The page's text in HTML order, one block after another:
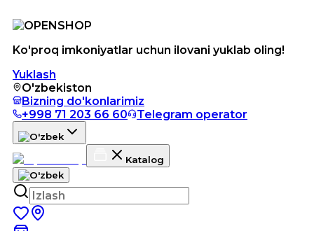
Ko'proq imkoniyatlar uchun ilovani yuklab oling!
Yuklash
O'zbekiston
Bizning do'konlarimiz
+998 71 203 66 60
Telegram operator
Katalog